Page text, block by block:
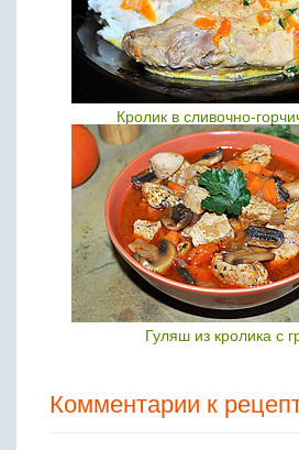
Кролик в сливочно-
Гуляш из кролика с
Комментарии к